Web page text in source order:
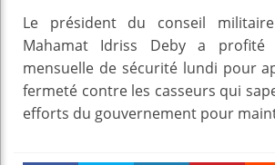
Le président du conseil
Mahamat Idriss Deby a
mensuelle de sécurité lundi pour
fermeté contre les casseurs qui
efforts du gouvernement pour